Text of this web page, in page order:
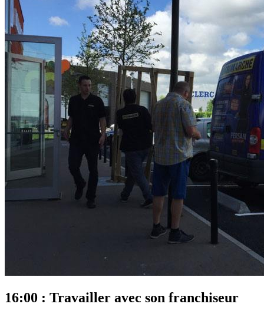
16:00 : Travailler avec son franchiseur